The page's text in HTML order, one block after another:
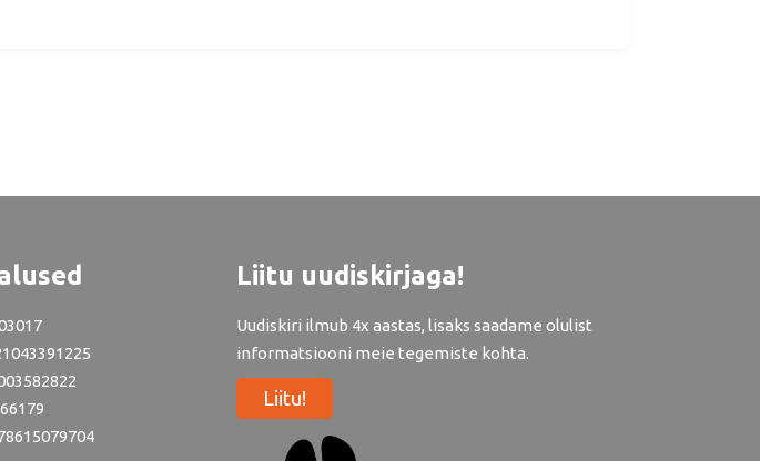
Liitu uudiskirjaga!
Uudiskiri ilmub 4x aastas, lisaks saadame olulist
informatsiooni meie tegemiste kohta.
Liitu!